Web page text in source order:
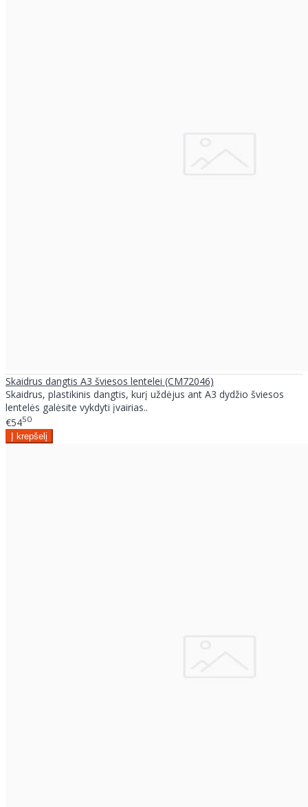
Skaidrus dangtis A3 šviesos lentelei (CM72046)
Skaidrus, plastikinis dangtis, kurį uždėjus ant A3 dydžio šviesos
lentelės galėsite vykdyti įvairias..
€5450